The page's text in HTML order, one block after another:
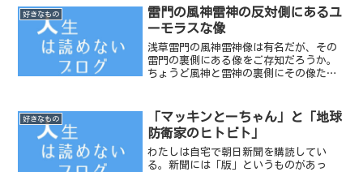
好きなもの
雷門の風神雷神の反対側にあるユ
ーモラスな像
浅草雷門の風神雷神像は有名だが、その
雷門の裏側にある像をご存知だろうか。
ちょうど風神と雷神の裏側にその像たち
2012年11月21日 雷神の裏側にいる金竜
像】
好きなもの
「マッキンとーちゃん」と「地球
防衛家のヒトビト」
わたしは自宅で朝日新聞を購読してい
る。新聞には「版」というものがあっ